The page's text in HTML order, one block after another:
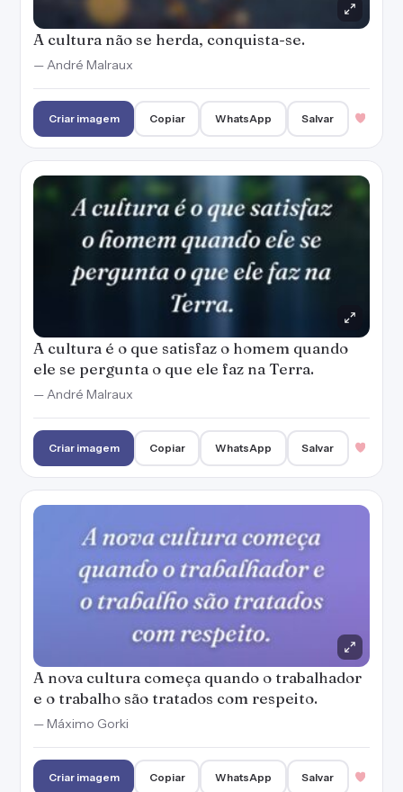
A cultura não se herda, conquista-se.
— André Malraux
Criar imagem Copiar WhatsApp Salvar
A cultura é o que satisfaz o homem quando
ele se pergunta o que ele faz na Terra.
— André Malraux
Criar imagem Copiar WhatsApp Salvar
A nova cultura começa quando o trabalhador
e o trabalho são tratados com respeito.
— Máximo Gorki
Criar imagem Copiar WhatsApp Salvar